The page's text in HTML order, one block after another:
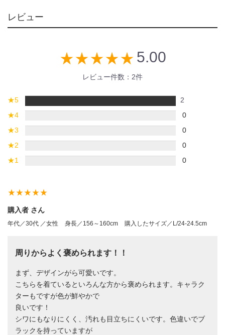
レビュー
star_rate star_rate star_rate star_rate star_rate 5.00
レビュー件数：2件
★5
2
★4
0
★3
0
★2
0
★1 0
star_ratestar_ratestar_ratestar_ratestar_rate
購入者 さん
年代／30代 ／女性 身長／156～160cm 購入したサイズ／L/24-24.5cm
周りからよく褒められます！！
まず、デザインがら可愛いです。
こちらを着ているといろんな方から褒められます。キャラク
ターもですが色が鮮やかで
良いです！
シワにもなりにくく、汚れも目立ちにくいです。色違いでブ
ラックを持っていますが